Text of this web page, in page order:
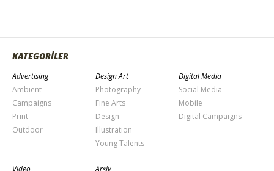
KATEGORİLER
Advertising
Ambient
Campaigns
Print
Outdoor
Design Art
Photography
Fine Arts
Design
Illustration
Young Talents
Digital Media
Social Media
Mobile
Digital Campaigns
Video Arşiv